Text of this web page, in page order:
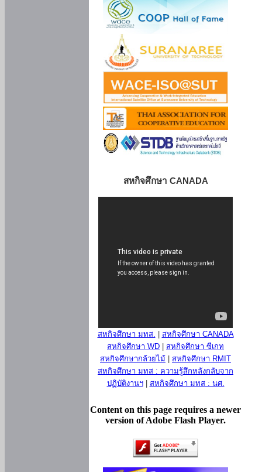
สหกิจศึกษา CANADA
สหกิจศึกษา มทส.
สหกิจศึกษา CANADA
สหกิจศึกษา WD
สหกิจศึกษา ซีเกท
สหกิจศึกษากล้วยไม้
สหกิจศึกษา RMIT
สหกิจศึกษา มทส : ความรู้สึกหลังกลับจาก
ปฏิบัติงานฯ| สหกิจศึกษา มทส : นศ.
Content on this page requires a newer
version of Adobe Flash Player.